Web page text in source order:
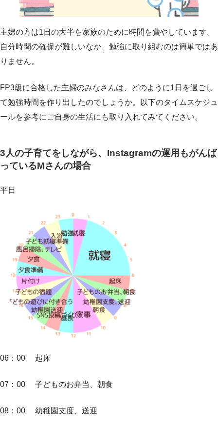
主婦の方は1日の大半を家族のために時間を費やしています。
自分時間の確保が難しいなか、勉強に取り組むのは簡単ではあ
りません。
FP3級に合格した主婦のみなさんは、どのように1日を過ごし
て勉強時間を作り出したのでしょうか。以下のタイムスケジュ
ールを参考にご自身の生活にも取り入れてみてください。
3人の子育てをしながら、Instagramの運用もがんば
っているMさんの場合
平日
06：00 起床
07：00 子どものお弁当、朝食
08：00 幼稚園支度、送迎